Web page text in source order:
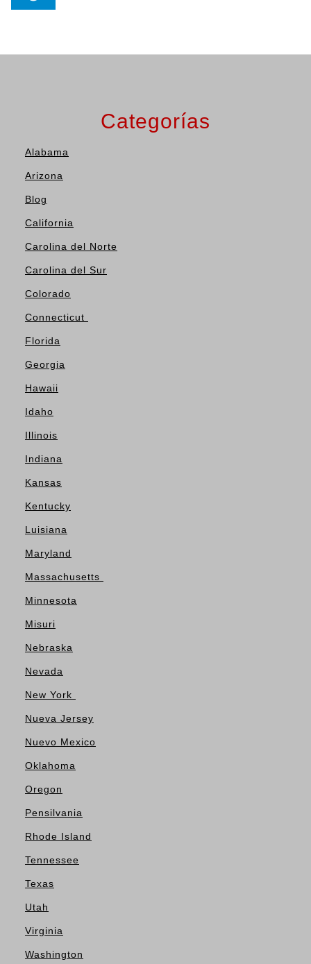
Categorías
Alabama
Arizona
Blog
California
Carolina del Norte
Carolina del Sur
Colorado
Connecticut
Florida
Georgia
Hawaii
Idaho
Illinois
Indiana
Kansas
Kentucky
Luisiana
Maryland
Massachusetts
Minnesota
Misuri
Nebraska
Nevada
New York
Nueva Jersey
Nuevo Mexico
Oklahoma
Oregon
Pensilvania
Rhode Island
Tennessee
Texas
Utah
Virginia
Washington